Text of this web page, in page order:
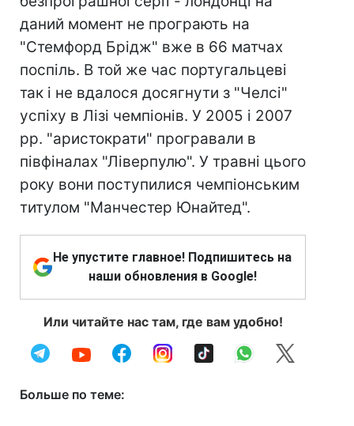
даний момент не програють на
"Стемфорд Брідж" вже в 66 матчах
поспіль. В той же час португальцеві
так і не вдалося досягнути з "Челсі"
успіху в Лізі чемпіонів. У 2005 і 2007
рр. "аристократи" програвали в
півфіналах "Ліверпулю". У травні цього
року вони поступилися чемпіонським
титулом "Манчестер Юнайтед".
Не упустите главное! Подпишитесь на
наши обновления в Google!
Или читайте нас там, где вам удобно!
Больше по теме: